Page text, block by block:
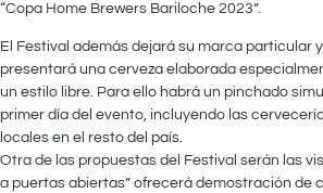
“Copa Home Brewers Bariloche 2023”.
El Festival además dejará su marca particular
presentará una cerveza elaborada
un estilo libre. Para ello habrá un pinchado
primer día del evento, incluyendo las
locales en el resto del país.
Otra de las propuestas del Festival serán las
a puertas abiertas” ofrecerá demostración de